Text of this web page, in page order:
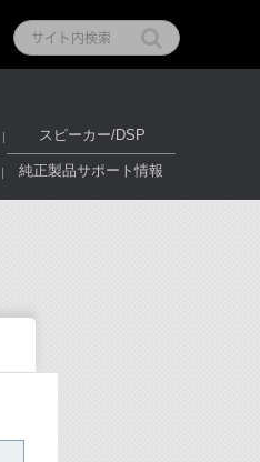
スピーカー/DSP
純正製品サポート情報